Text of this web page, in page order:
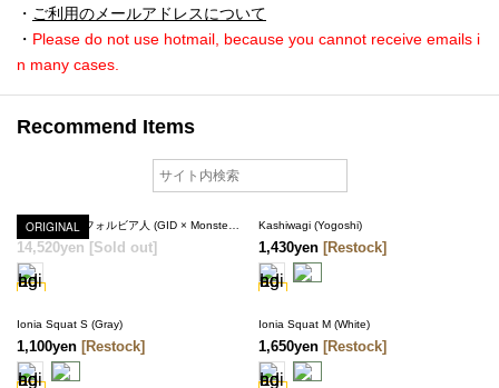
・ ご利用のメールアドレスについて
・ Please do not use hotmail, because you cannot receive emails i
n many cases.
Recommend Items
ORIGINAL
14,520yen [Sold out]
Kashiwagi (Yogoshi)
1,430yen [Restock]
Ionia Squat S (Gray)
1,100yen [Restock]
Ionia Squat M (White)
1,650yen [Restock]